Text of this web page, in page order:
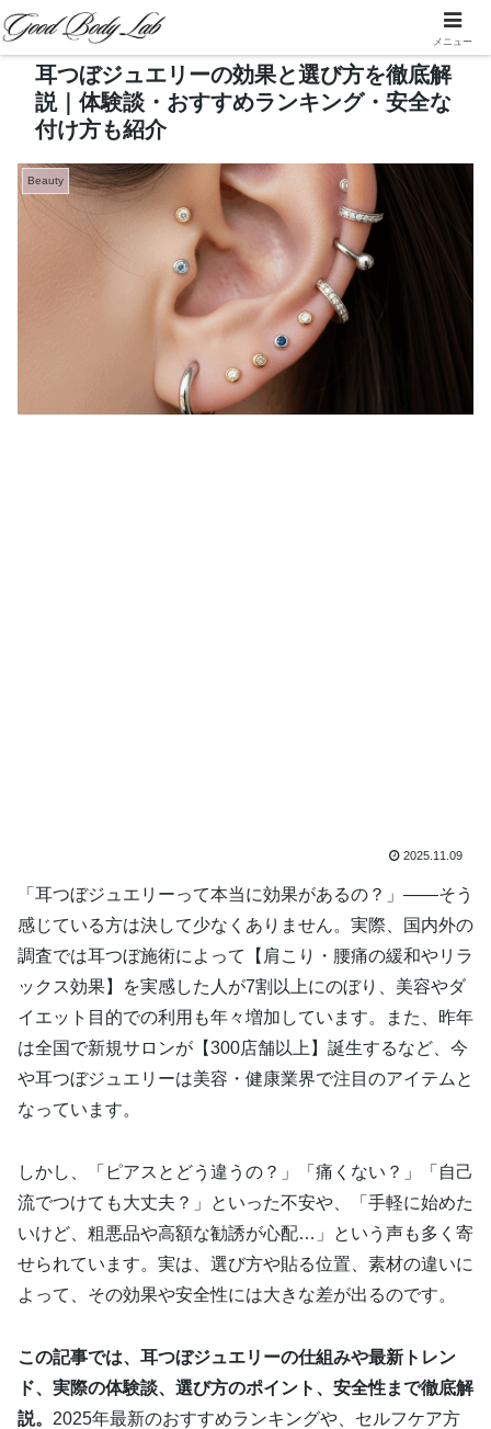
耳つぼジュエリーの効果と選び方を徹底解
説｜体験談・おすすめランキング・安全な
付け方も紹介
Beauty
2025.11.09
「耳つぼジュエリーって本当に効果があるの？」――そう
感じている方は決して少なくありません。実際、国内外の
調査では耳つぼ施術によって【肩こり・腰痛の緩和やリラ
ックス効果】を実感した人が7割以上にのぼり、美容やダ
イエット目的での利用も年々増加しています。また、昨年
は全国で新規サロンが【300店舗以上】誕生するなど、今
や耳つぼジュエリーは美容・健康業界で注目のアイテムと
なっています。
しかし、「ピアスとどう違うの？」「痛くない？」「自己
流でつけても大丈夫？」といった不安や、「手軽に始めた
いけど、粗悪品や高額な勧誘が心配…」という声も多く寄
せられています。実は、選び方や貼る位置、素材の違いに
よって、その効果や安全性には大きな差が出るのです。
この記事では、耳つぼジュエリーの仕組みや最新トレン
ド、実際の体験談、選び方のポイント、安全性まで徹底解
説。 2025年最新のおすすめランキングや、セルフケア方
メニュー